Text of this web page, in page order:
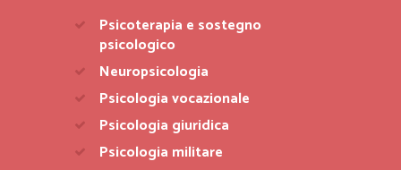
Psicoterapia e sostegno
psicologico
Neuropsicologia
Psicologia vocazionale
Psicologia giuridica
Psicologia militare